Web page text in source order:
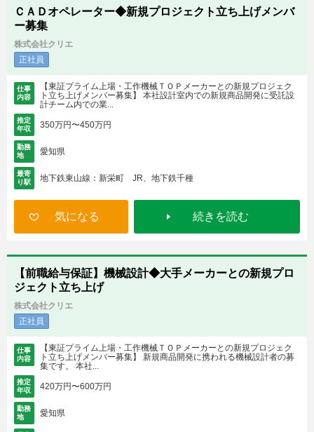
ＣＡＤオペレーター◆新規プロジェクト立ち上げメンバ
ー募集
株式会社クリエ
正社員
仕事
内容
【東証プライム上場・工作機械ＴＯＰメーカーとの新規プロジェク
ト立ち上げメンバー募集】 本社設計室内での新規商品開発に受託設
計チーム内での業...
推定
年収
350万円〜450万円
勤務
地
愛知県
最寄
り駅
地下鉄東山線：新栄町 JR、地下鉄千種
気になる 続きを読む
【前職給与保証】機械設計◆大手メーカーとの新規プロ
ジェクト立ち上げ
株式会社クリエ
正社員
仕事
内容
【東証プライム上場・工作機械ＴＯＰメーカーとの新規プロジェク
ト立ち上げメンバー募集】 新規商品開発に携われる機械設計者の募
集です。 本社...
推定
年収
420万円〜600万円
勤務
地
愛知県